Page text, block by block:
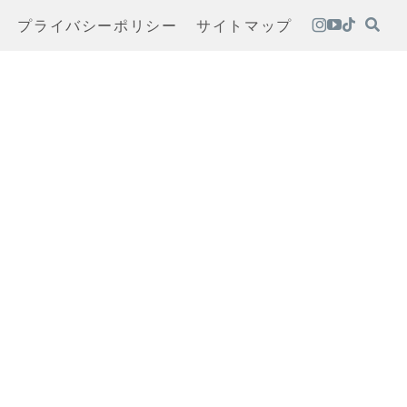
プライバシーポリシー サイトマップ